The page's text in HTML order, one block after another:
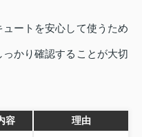
ートを安心して使うため
かり確認することが大切
容 理由